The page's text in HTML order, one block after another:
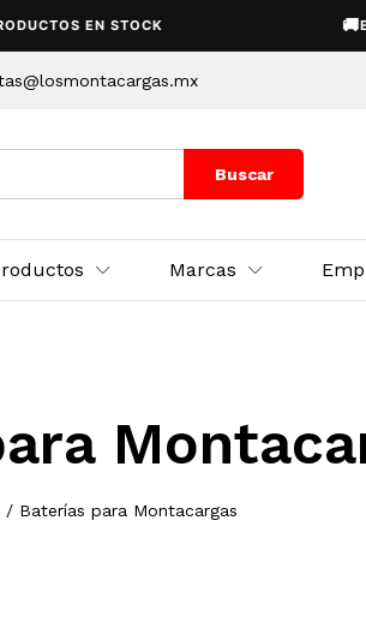
EN STOCK ENVÍO
Buscar
Marcas
/ Baterías para Montacargas